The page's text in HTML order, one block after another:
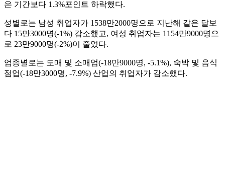
은 기간보다 1.3%포인트 하락했다.
성별로는 남성 취업자가 1538만2000명으로 지난해 같은 달보
다 15만3000명(-1%) 감소했고, 여성 취업자는 1154만9000명으
로 23만9000명(-2%)이 줄었다.
업종별로는 도매 및 소매업(-18만9000명, -5.1%), 숙박 및 음식
점업(-18만3000명, -7.9%) 산업의 취업자가 감소했다.